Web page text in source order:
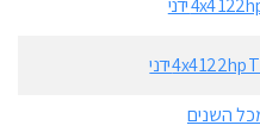
השנים